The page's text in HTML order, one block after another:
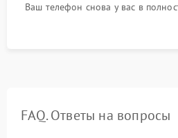
Ваш телефон снова у вас в
FAQ. Ответы на вопросы